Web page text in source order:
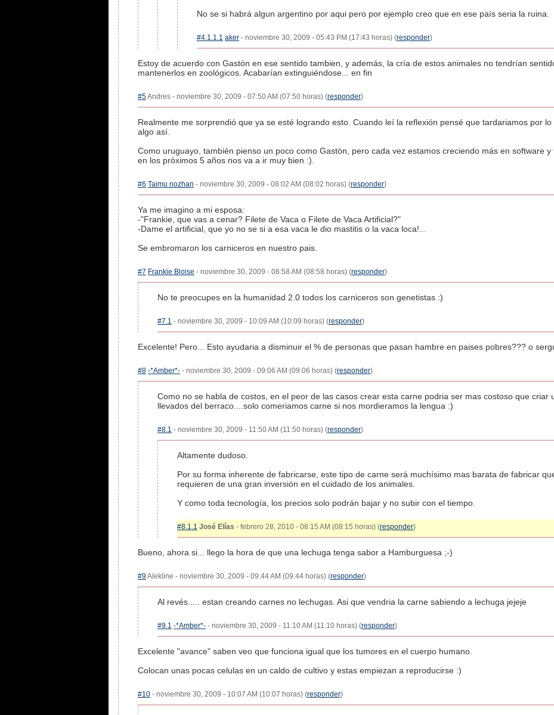
No se si habrá algun argentino por aqui pero por ejemplo creo que en ese país seria la ruina.
#4.1.1.1 aker - noviembre 30, 2009 - 05:43 PM (17:43 horas) (responder)
Estoy de acuerdo con Gastón en ese sentido tambien, y además, la cría de estos animales no tendrían
mantenerlos en zoológicos. Acabarían extinguiéndose... en fin
#5Andres - noviembre 30, 2009 - 07:50 AM (07:50 horas) (responder)
Realmente me sorprendió que ya se esté logrando esto. Cuando leí la reflexión pensé que tardariamos por
algo así.
Como uruguayo, también pienso un poco como Gastòn, pero cada vez estamos creciendo más en software
en los próximos 5 años nos va a ir muy bien :).
#6 Taimu nozhan - noviembre 30, 2009 - 08:02 AM (08:02 horas) (responder)
Ya me imagino a mi esposa:
-"Frankie, que vas a cenar? Filete de Vaca o Filete de Vaca Artificial?"
-Dame el artificial, que yo no se si a esa vaca le dio mastitis o la vaca loca!...
Se embromaron los carniceros en nuestro pais.
#7 Frankie Bloise - noviembre 30, 2009 - 08:58 AM (08:58 horas) (responder)
No te preocupes en la humanidad 2.0 todos los carniceros son genetistas :)
#7.1 - noviembre 30, 2009 - 10:09 AM (10:09 horas) (responder)
Excelente! Pero... Esto ayudaria a disminuir el % de personas que pasan hambre en paises pobres??? o
#8 -*Amber*- - noviembre 30, 2009 - 09:06 AM (09:06 horas) (responder)
Como no se habla de costos, en el peor de las casos crear esta carne podria ser mas costoso que criar
llevados del berraco....solo comeriamos carne si nos mordieramos la lengua :)
#8.1 - noviembre 30, 2009 - 11:50 AM (11:50 horas) (responder)
Altamente dudoso.
Por su forma inherente de fabricarse, este tipo de carne será muchísimo mas barata de fabricar
requieren de una gran inversión en el cuidado de los animales.
Y como toda tecnología, los precios solo podrán bajar y no subir con el tiempo.
#8.1.1 José Elías - febrero 28, 2010 - 08:15 AM (08:15 horas) (responder)
Bueno, ahora si... llego la hora de que una lechuga tenga sabor a Hamburguesa ;-)
#9Alekline - noviembre 30, 2009 - 09:44 AM (09:44 horas) (responder)
Al revés..... estan creando carnes no lechugas. Asi que vendria la carne sabiendo a lechuga jejeje
#9.1 -*Amber*- - noviembre 30, 2009 - 11:10 AM (11:10 horas) (responder)
Excelente "avance" saben veo que funciona igual que los tumores en el cuerpo humano.
Colocan unas pocas celulas en un caldo de cultivo y estas empiezan a reproducirse :)
#10 - noviembre 30, 2009 - 10:07 AM (10:07 horas) (responder)